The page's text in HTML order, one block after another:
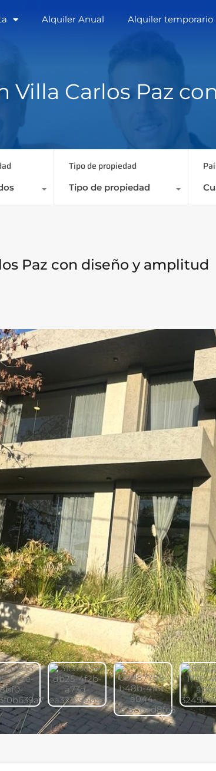
Home
Empresa Venta
Alquiler Anual Alquiler temporario
Villa Carlos Paz
Tipo de propiedad
Tipo de propiedad
Paz con diseño y amplitud